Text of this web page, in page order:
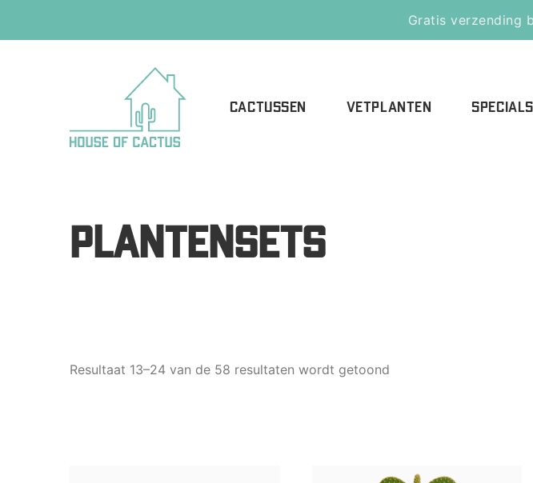
Gratis verzending
CACTUSSEN VETPLANTEN SPECIALS
PLANTENSETS
Resultaat 13–24 van de 58 resultaten wordt getoond